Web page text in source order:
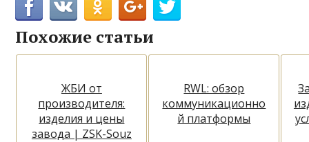
Похожие статьи
ЖБИ от
производителя:
изделия и цены
завода | ZSK-Souz
RWL: обзор
коммуникационно
й платформы